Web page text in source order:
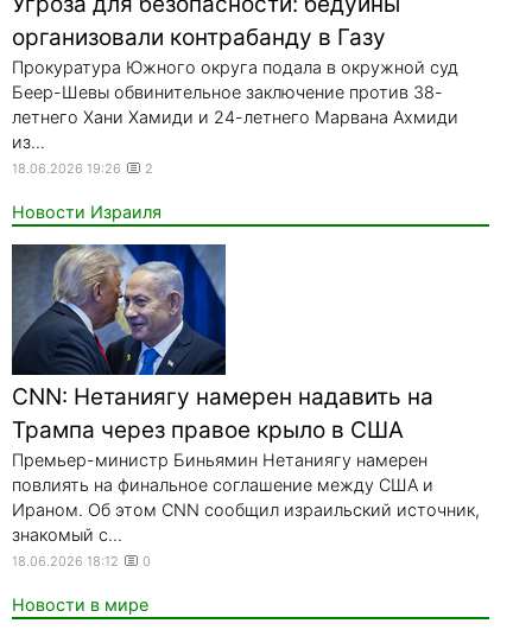
организовали контрабанду в Газу
Прокуратура Южного округа подала в окружной суд
Беер-Шевы обвинительное заключение против 38-
летнего Хани Хамиди и 24-летнего Марвана Ахмиди
из...
18.06.2026 19:26 2
Новости Израиля
CNN: Нетаниягу намерен надавить на
Трампа через правое крыло в США
Премьер-министр Биньямин Нетаниягу намерен
повлиять на финальное соглашение между США и
Ираном. Об этом CNN сообщил израильский источник,
знакомый с...
18.06.2026 18:12 0
Новости в мире